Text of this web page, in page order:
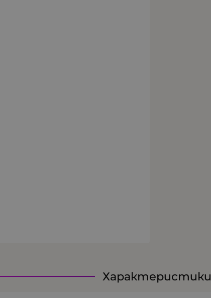
Характеристики